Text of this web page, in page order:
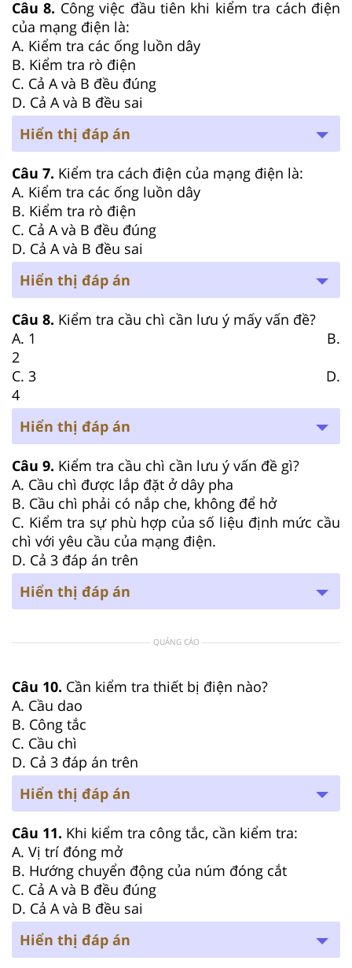
Câu 8. Công việc đầu tiên khi kiểm tra cách điện
của mạng điện là:
A. Kiểm tra các ống luồn dây
B. Kiểm tra rò điện
C. Cả A và B đều đúng
D. Cả A và B đều sai
Hiển thị đáp án
Câu 7. Kiểm tra cách điện của mạng điện là:
A. Kiểm tra các ống luồn dây
B. Kiểm tra rò điện
C. Cả A và B đều đúng
D. Cả A và B đều sai
Hiển thị đáp án
Câu 8. Kiểm tra cầu chì cần lưu ý mấy vấn đề?
A. 1 B.
2
C. 3 D.
4
Hiển thị đáp án
Câu 9. Kiểm tra cầu chì cần lưu ý vấn đề gì?
A. Cầu chì được lắp đặt ở dây pha
B. Cầu chì phải có nắp che, không để hở
C. Kiểm tra sự phù hợp của số liệu định mức cầu
chì với yêu cầu của mạng điện.
D. Cả 3 đáp án trên
Hiển thị đáp án
QUẢNG CÁO
Câu 10. Cần kiểm tra thiết bị điện nào?
A. Cầu dao
B. Công tắc
C. Cầu chì
D. Cả 3 đáp án trên
Hiển thị đáp án
Câu 11. Khi kiểm tra công tắc, cần kiểm tra:
A. Vị trí đóng mở
B. Hướng chuyển động của núm đóng cắt
C. Cả A và B đều đúng
D. Cả A và B đều sai
Hiển thị đáp án